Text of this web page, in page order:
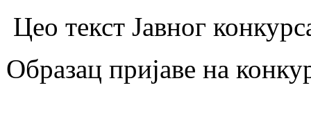
Цео текст Јавног
Образац пријаве на